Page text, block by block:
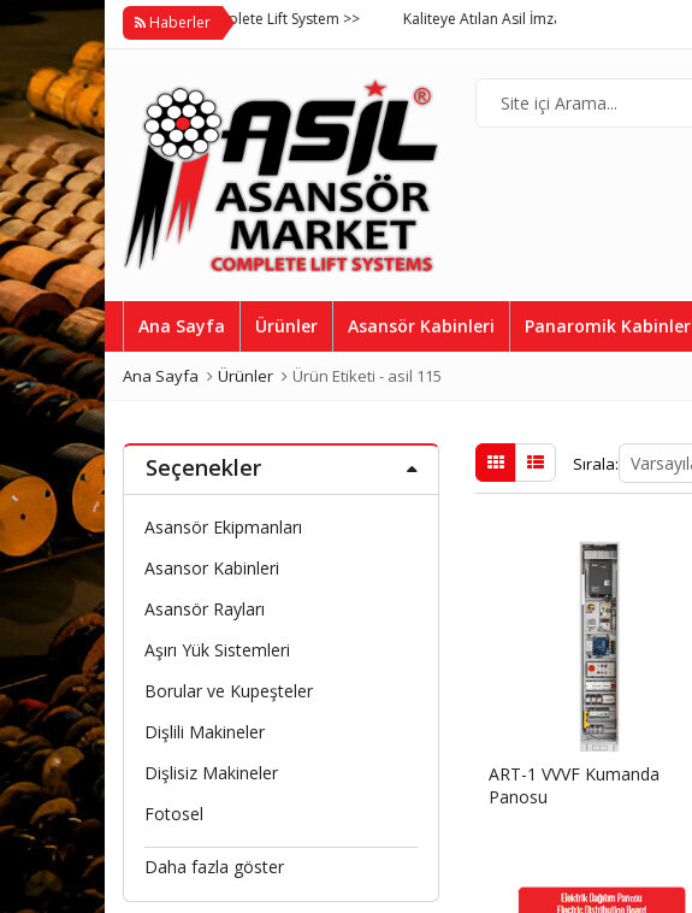
Haberler
Asil Asansör Market Complete Lift System >> Kaliteye Atılan Asil İmza, Asil Asansör
Ana Sayfa Ürünler Asansör Kabinleri Panaromik Kabinler
Ana Sayfa Ürünler Ürün Etiketi - asil 115
Sırala:
ART-1 VVVF Kumanda
Panosu
Seçenekler
Asansör Ekipmanları
Asansor Kabinleri
Asansör Rayları
Aşırı Yük Sistemleri
Borular ve Kupeşteler
Dişlili Makineler
Dişlisiz Makineler
Fotosel
Daha fazla göster